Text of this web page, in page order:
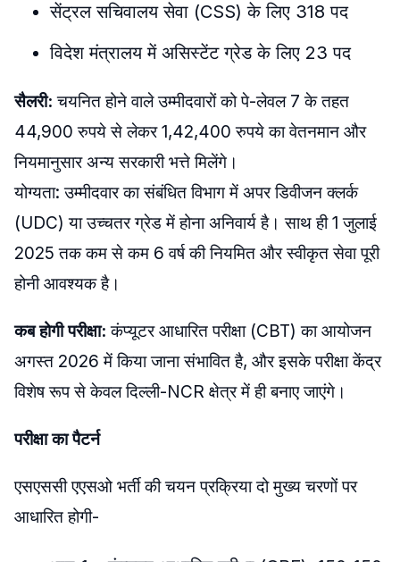
सेंट्रल सचिवालय सेवा (CSS) के लिए 318 पद
विदेश मंत्रालय में असिस्टेंट ग्रेड के लिए 23 पद
सैलरी: चयनित होने वाले उम्मीदवारों को पे-लेवल 7 के तहत
44,900 रुपये से लेकर 1,42,400 रुपये का वेतनमान और
नियमानुसार अन्य सरकारी भत्ते मिलेंगे।
​योग्यता: उम्मीदवार का संबंधित विभाग में अपर डिवीजन क्लर्क
(UDC) या उच्चतर ग्रेड में होना अनिवार्य है। साथ ही 1 जुलाई
2025 तक कम से कम 6 वर्ष की नियमित और स्वीकृत सेवा पूरी
होनी आवश्यक है।
कब होगी परीक्षा: कंप्यूटर आधारित परीक्षा (CBT) का आयोजन
अगस्त 2026 में किया जाना संभावित है, और इसके परीक्षा केंद्र
विशेष रूप से केवल दिल्ली-NCR क्षेत्र में ही बनाए जाएंगे।
परीक्षा का पैटर्न
एसएससी एएसओ भर्ती की चयन प्रक्रिया दो मुख्य चरणों पर
आधारित होगी-